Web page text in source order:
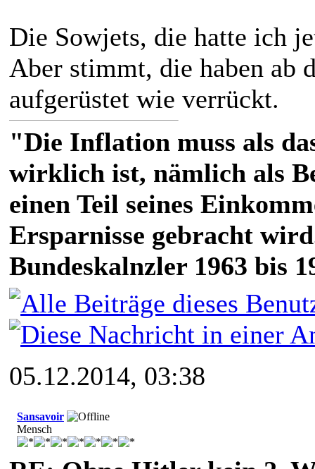
Die Sowjets, die hatte ich
Aber stimmt, die haben ab
aufgerüstet wie verrückt.
"Die Inflation muss als
wirklich ist, nämlich als
einen Teil seines
Ersparnisse gebracht
Bundeskalnzler 1963 bis
05.12.2014, 03:38
Sansavoir
Mensch